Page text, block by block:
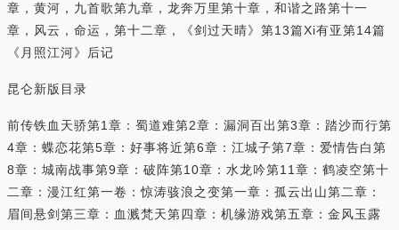
章，黄河，九首歌第九章，龙奔万里第十章，和谐之路第十一
章，风云，命运，第十二章，《剑过天晴》第13篇Xi有亚第14篇
《月照江河》后记
昆仑新版目录
前传铁血天骄第1章：蜀道难第2章：漏洞百出第3章：踏沙而行第
4章：蝶恋花第5章：好事将近第6章：江城子第7章：爱情告白第
8章：城南战事第9章：破阵第10章：水龙吟第11章：鹤凌空第十
二章：漫江红第一卷：惊涛骇浪之变第一章：孤云出山第二章：
眉间悬剑第三章：血溅梵天第四章：机缘游戏第五章：金风玉露